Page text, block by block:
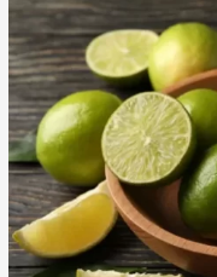
limón
se
recuperaron
en
el
2024
y
encontraron
buenos